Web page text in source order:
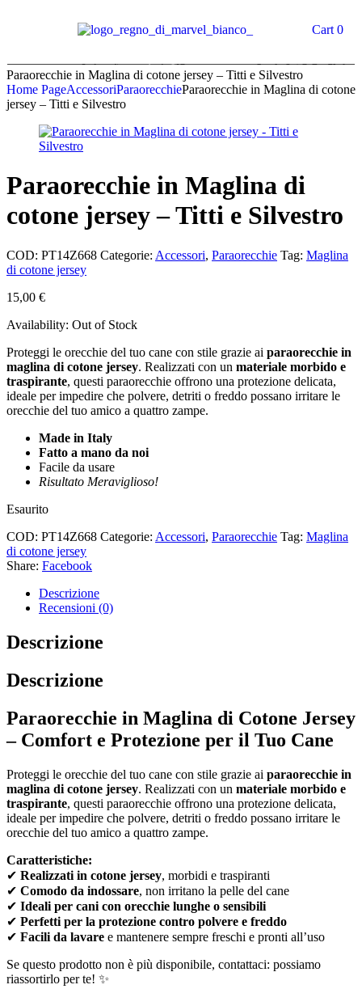
Cart 0
Paraorecchie in Maglina di cotone jersey – Titti e Silvestro
Home PageAccessoriParaorecchieParaorecchie in Maglina di cotone
jersey – Titti e Silvestro
Paraorecchie in Maglina di
cotone jersey – Titti e Silvestro
COD: PT14Z668 Categorie: Accessori, Paraorecchie Tag: Maglina
di cotone jersey
15,00 €
Availability: Out of Stock
Proteggi le orecchie del tuo cane con stile grazie ai paraorecchie in
maglina di cotone jersey. Realizzati con un materiale morbido e
traspirante, questi paraorecchie offrono una protezione delicata,
ideale per impedire che polvere, detriti o freddo possano irritare le
orecchie del tuo amico a quattro zampe.
Made in Italy
Fatto a mano da noi
Facile da usare
Risultato Meraviglioso!
Esaurito
COD: PT14Z668 Categorie: Accessori, Paraorecchie Tag: Maglina
di cotone jersey
Share: Facebook
Descrizione
Recensioni (0)
Descrizione
Descrizione
Paraorecchie in Maglina di Cotone Jersey
– Comfort e Protezione per il Tuo Cane
Proteggi le orecchie del tuo cane con stile grazie ai paraorecchie in
maglina di cotone jersey. Realizzati con un materiale morbido e
traspirante, questi paraorecchie offrono una protezione delicata,
ideale per impedire che polvere, detriti o freddo possano irritare le
orecchie del tuo amico a quattro zampe.
Caratteristiche:
✔ Realizzati in cotone jersey, morbidi e traspiranti
✔ Comodo da indossare, non irritano la pelle del cane
✔ Ideali per cani con orecchie lunghe o sensibili
✔ Perfetti per la protezione contro polvere e freddo
✔ Facili da lavare e mantenere sempre freschi e pronti all’uso
Se questo prodotto non è più disponibile, contattaci: possiamo
riassortirlo per te! ✨